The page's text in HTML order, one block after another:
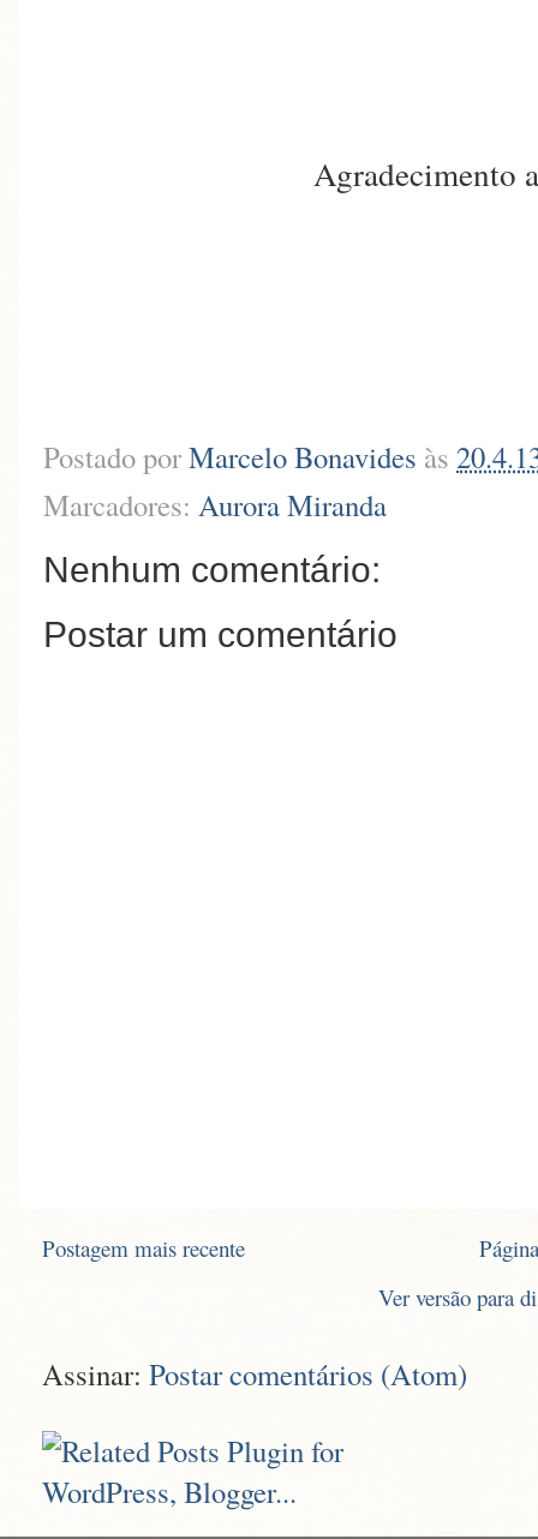
Agradecimento
Postado porMarcelo Bonavides às
Marcadores: Aurora Miranda
Nenhum comentário:
Postar um comentário
Postagem mais recente
Ver versão para
Assinar: Postar comentários (Atom)